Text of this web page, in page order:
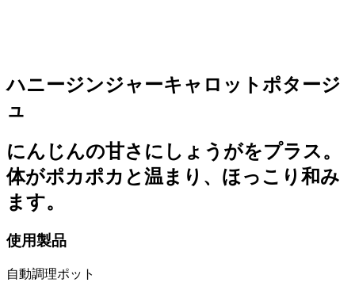
ハニージンジャーキャロットポタージ
ュ
にんじんの甘さにしょうがをプラス。
体がポカポカと温まり、ほっこり和み
ます。
使用製品
自動調理ポット